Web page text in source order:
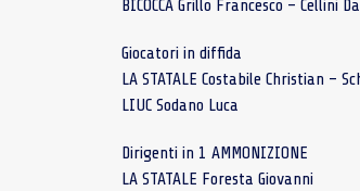
BICOCCA Grillo Francesco – Cellini
Giocatori in diffida
LA STATALE Costabile Christian –
LIUC Sodano Luca
Dirigenti in 1 AMMONIZIONE
LA STATALE Foresta Giovanni